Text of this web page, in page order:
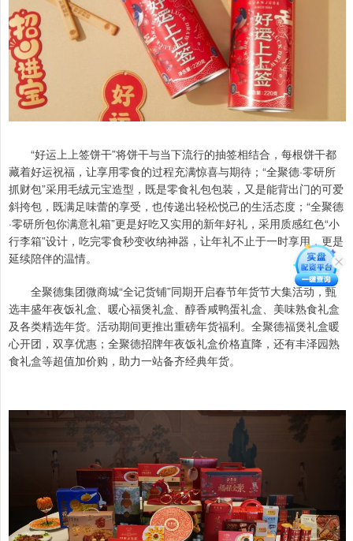
“好运上上签饼干”将饼干与当下流行的抽签相结合，每根饼干都
藏着好运祝福，让享用零食的过程充满惊喜与期待；“全聚德·零研所
抓财包”采用毛绒元宝造型，既是零食礼包包装，又是能背出门的可爱
斜挎包，既满足味蕾的享受，也传递出轻松悦己的生活态度；“全聚德
·零研所包你满意礼箱”更是好吃又实用的新年好礼，采用质感红色“小
行李箱”设计，吃完零食秒变收纳神器，让年礼不止于一时享用，更是
延续陪伴的温情。
全聚德集团微商城“全记货铺”同期开启春节年货节大集活动，甄
选丰盛年夜饭礼盒、暖心福煲礼盒、醇香咸鸭蛋礼盒、美味熟食礼盒
及各类精选年货。活动期间更推出重磅年货福利。全聚德福煲礼盒暖
心开团，双享优惠；全聚德招牌年夜饭礼盒价格直降，还有丰泽园熟
食礼盒等超值加价购，助力一站备齐经典年货。